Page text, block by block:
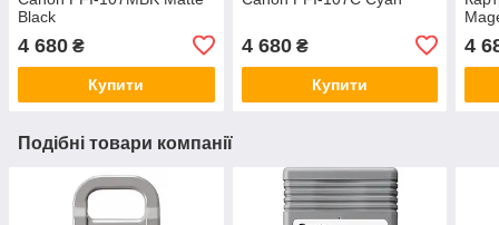
Black
4 680 ₴
Купити
4 680₴
Купити
4
Подібні товари компанії